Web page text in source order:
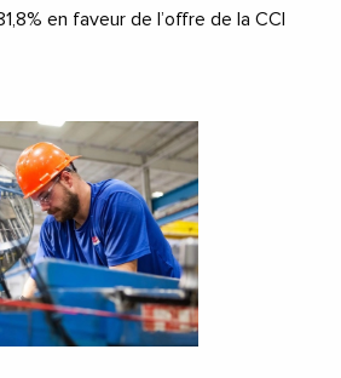
en faveur de l’offre de la CCI